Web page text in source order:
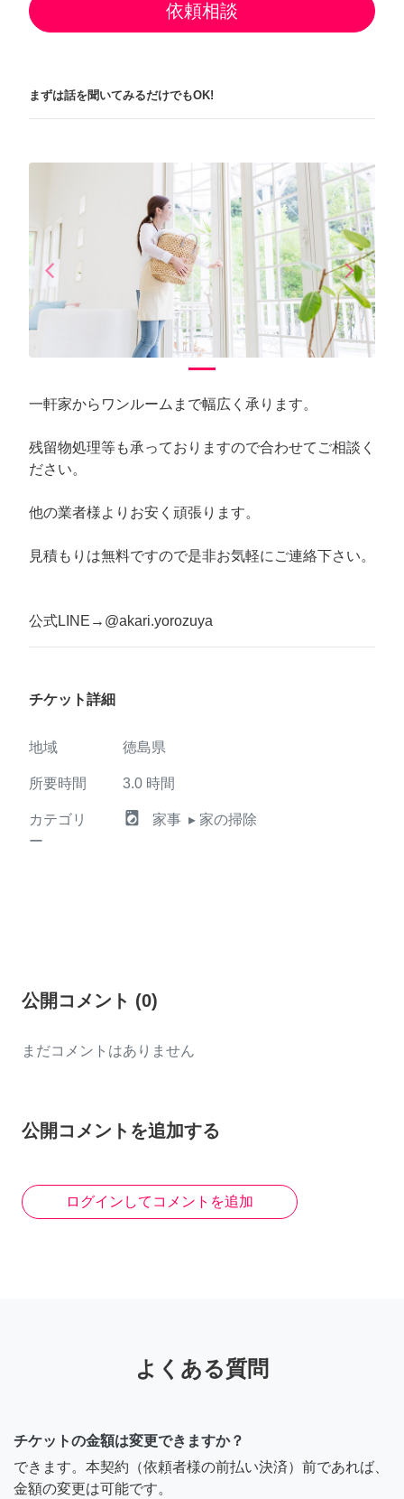
依頼相談
まずは話を聞いてみるだけでもOK!
arrow_back_iosPrevious arrow_forward_iosNext
一軒家からワンルームまで幅広く承ります。
残留物処理等も承っておりますので合わせてご相談く
ださい。
他の業者様よりお安く頑張ります。
見積もりは無料ですので是非お気軽にご連絡下さい。
公式LINE→@akari.yorozuya
チケット詳細
地域 徳島県
所要時間 3.0 時間
カテゴリ
ー
local_laundry_service 家事 ▸ 家の掃除
公開コメント (0)
まだコメントはありません
公開コメントを追加する
ログインしてコメントを追加
よくある質問
チケットの金額は変更できますか？
できます。本契約（依頼者様の前払い決済）前であれば、
金額の変更は可能です。